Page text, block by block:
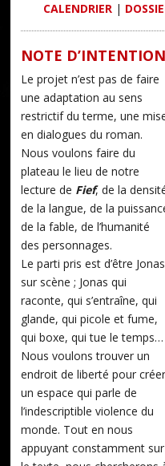
CALENDRIER |
NOTE D’INTENTION
Le projet n’est pas de faire
une adaptation au sens
restrictif du terme, une
en dialogues du roman.
Nous voulons faire du
plateau le lieu de notre
lecture de Fief, de la
de la langue, de la
de la fable, de l’humanité
des personnages.
Le parti pris est d’être Jonas
sur scène ; Jonas qui
raconte, qui s’entraîne, qui
glande, qui picole et fume,
qui boxe, qui tue le temps…
Nous voulons trouver un
endroit de liberté pour créer
un espace qui parle de
l’indescriptible violence du
monde. Tout en nous
appuyant constamment sur